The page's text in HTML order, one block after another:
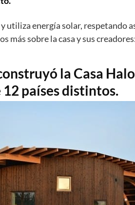
una historiamuy emocionante
y utiliza energía solar, respetando
más sobre la casa y sus